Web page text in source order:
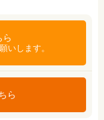
ら
いします。
ら